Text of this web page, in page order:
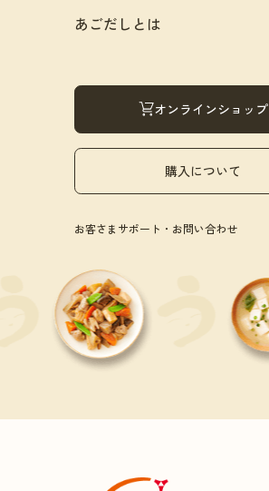
あごだしとは
オンラインショップ
購入について
お客さまサポート・お問い合わせ